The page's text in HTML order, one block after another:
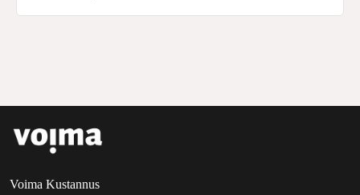
Voima Kustannus